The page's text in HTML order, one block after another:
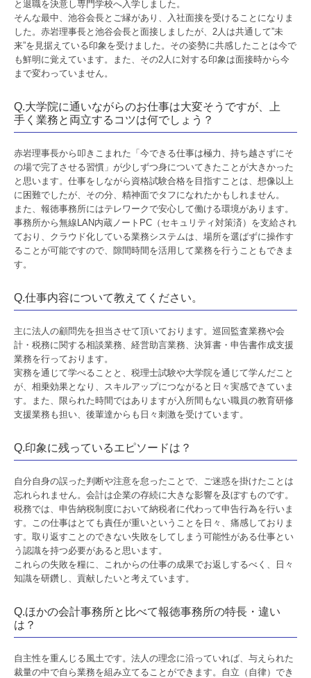
と退職を決意し専門学校へ入学しました。
そんな最中、池谷会長とご縁があり、入社面接を受けることになりま
した。赤岩理事長と池谷会長と面接しましたが、2人は共通して”未
来”を見据えている印象を受けました。その姿勢に共感したことは今で
も鮮明に覚えています。また、その2人に対する印象は面接時から今
まで変わっていません。
Q.大学院に通いながらのお仕事は大変そうですが、上
手く業務と両立するコツは何でしょう？
赤岩理事長から叩きこまれた「今できる仕事は極力、持ち越さずにそ
の場で完了させる習慣」が少しずつ身についてきたことが大きかった
と思います。仕事をしながら資格試験合格を目指すことは、想像以上
に困難でしたが、その分、精神面でタフになれたかもしれません。
また、報徳事務所にはテレワークで安心して働ける環境があります。
事務所から無線LAN内蔵ノートPC（セキュリティ対策済）を支給され
ており、クラウド化している業務システムは、場所を選ばずに操作す
ることが可能ですので、隙間時間を活用して業務を行うこともできま
す。
Q.仕事内容について教えてください。
主に法人の顧問先を担当させて頂いております。巡回監査業務や会
計・税務に関する相談業務、経営助言業務、決算書・申告書作成支援
業務を行っております。
実務を通じて学べることと、税理士試験や大学院を通じて学んだこと
が、相乗効果となり、スキルアップにつながると日々実感できていま
す。また、限られた時間ではありますが入所間もない職員の教育研修
支援業務も担い、後輩達からも日々刺激を受けています。
Q.印象に残っているエピソードは？
自分自身の誤った判断や注意を怠ったことで、ご迷惑を掛けたことは
忘れられません。会計は企業の存続に大きな影響を及ぼすものです。
税務では、申告納税制度において納税者に代わって申告行為を行いま
す。この仕事はとても責任が重いということを日々、痛感しておりま
す。取り返すことのできない失敗をしてしまう可能性がある仕事とい
う認識を持つ必要があると思います。
これらの失敗を糧に、これからの仕事の成果でお返しするべく、日々
知識を研鑽し、貢献したいと考えています。
Q.ほかの会計事務所と比べて報徳事務所の特長・違い
は？
自主性を重んじる風土です。法人の理念に沿っていれば、与えられた
裁量の中で自ら業務を組み立てることができます。自立（自律）でき